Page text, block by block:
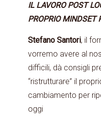
IL LAVORO POST
PROPRIO MINDSET
Stefano Santori, il
vorremo avere al
difficili, dà consigli
“ristrutturare” il
cambiamento per
oggi